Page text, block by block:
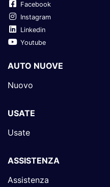
Facebook
Instagram
Linkedin
Youtube
AUTO NUOVE
Nuovo
USATE
Usate
ASSISTENZA
Assistenza